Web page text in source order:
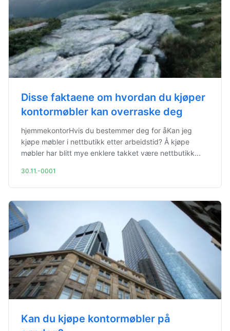
Disse faktaene om hvordan du kjøper
kontormøbler kan overraske deg
hjemmekontorHvis du bestemmer deg for åKan jeg
kjøpe møbler i nettbutikk etter arbeidstid? Å kjøpe
møbler har blitt mye enklere takket være nettbutikk...
30.11.-0001
Kan du kjøpe kontormøbler på